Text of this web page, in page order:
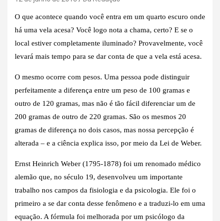
O que acontece quando você entra em um quarto escuro onde
há uma vela acesa? Você logo nota a chama, certo? E se o
local estiver completamente iluminado? Provavelmente, você
levará mais tempo para se dar conta de que a vela está acesa.
O mesmo ocorre com pesos. Uma pessoa pode distinguir
perfeitamente a diferença entre um peso de 100 gramas e
outro de 120 gramas, mas não é tão fácil diferenciar um de
200 gramas de outro de 220 gramas. São os mesmos 20
gramas de diferença no dois casos, mas nossa percepção é
alterada – e a ciência explica isso, por meio da Lei de Weber.
Ernst Heinrich Weber (1795-1878) foi um renomado médico
alemão que, no século 19, desenvolveu um importante
trabalho nos campos da fisiologia e da psicologia. Ele foi o
primeiro a se dar conta desse fenômeno e a traduzi-lo em uma
equação. A fórmula foi melhorada por um psicólogo da